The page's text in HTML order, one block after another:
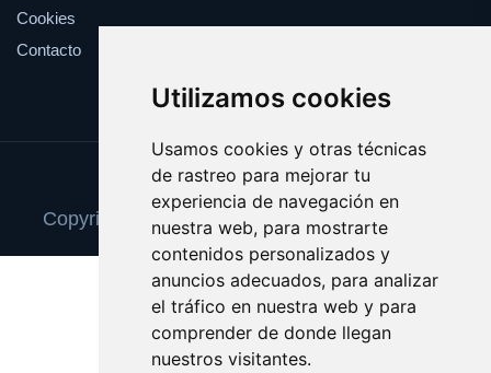
Utilizamos cookies
Usamos cookies y otras técnicas
de rastreo para mejorar tu
experiencia de navegación en
nuestra web, para mostrarte
contenidos personalizados y
anuncios adecuados, para analizar
el tráfico en nuestra web y para
comprender de donde llegan
nuestros visitantes.
Cookies
Contacto
Update cookies preferences
Copyright © 2025 reparacionordenadores.com